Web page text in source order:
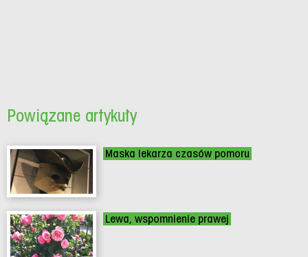
Powiązane artykuły
Maska lekarza czasów pomoru
Lewa, wspomnienie prawej